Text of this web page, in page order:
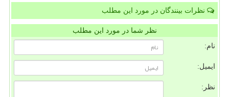
نظرات بینندگان در مورد این مطلب
نظر شما در مورد این مطلب
نام:
ایمیل:
نظر: